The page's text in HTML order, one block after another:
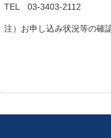
TEL 03-3403-2112
注）お申し込み状況等の確